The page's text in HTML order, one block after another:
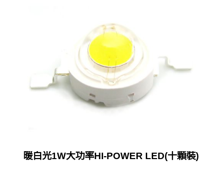
暖白光1W大功率HI-POWER LED(十顆裝)